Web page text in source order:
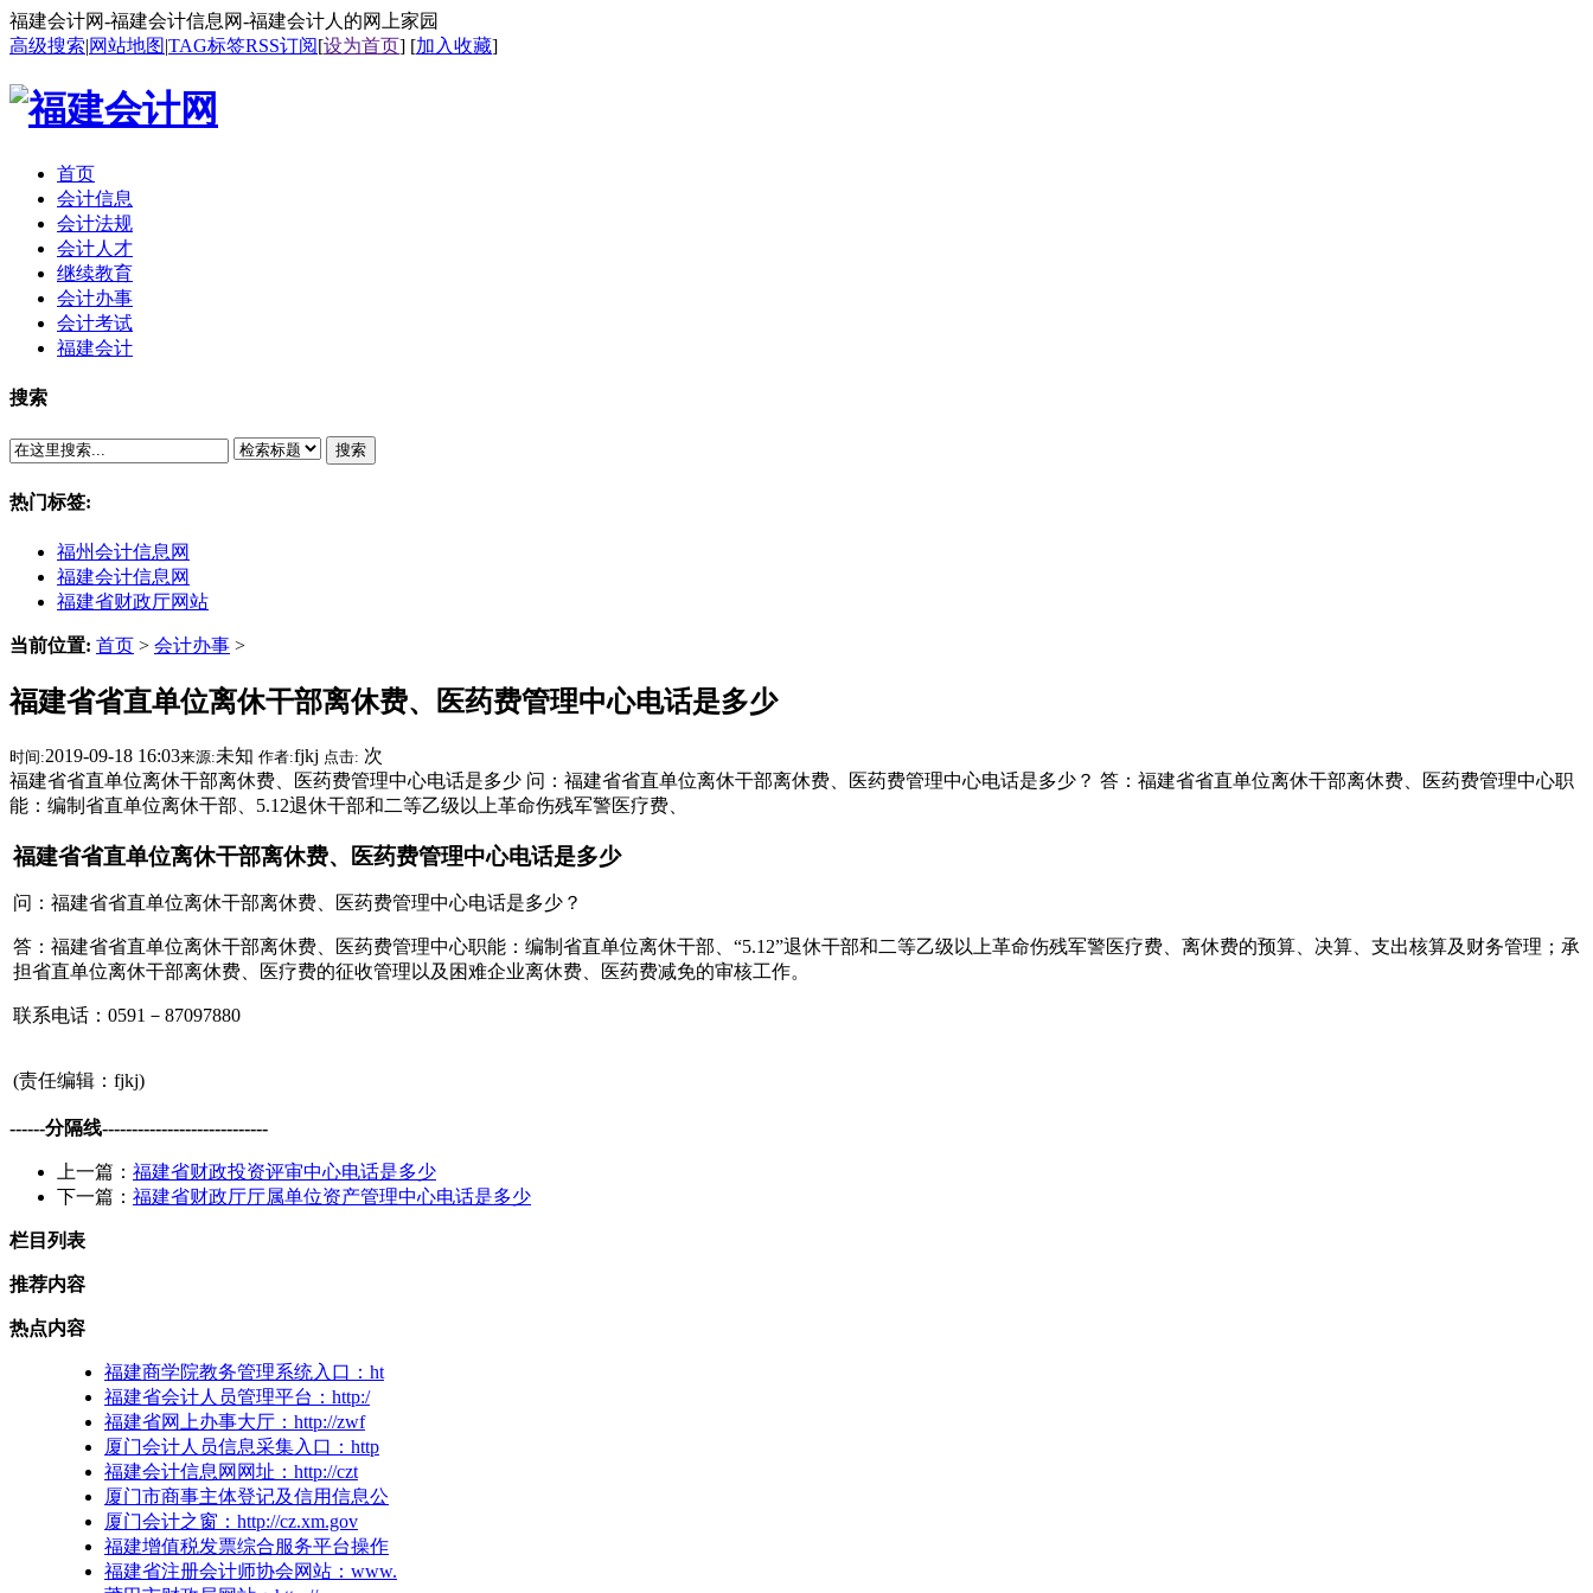
福建会计网-福建会计信息网-福建会计人的网上家园
高级搜索|网站地图|TAG标签RSS订阅[设为首页] [加入收藏]
首页
会计信息
会计法规
会计人才
继续教育
会计办事
会计考试
福建会计
搜索
搜索
热门标签:
福州会计信息网
福建会计信息网
福建省财政厅网站
当前位置: 首页 > 会计办事 >
福建省省直单位离休干部离休费、医药费管理中心电话是多少
时间:2019-09-18 16:03来源:未知 作者:fjkj 点击: 次
福建省省直单位离休干部离休费、医药费管理中心电话是多少 问：福建省省直单位离休干部离休费、医药费管理中心电话是多少？ 答：福建省省直单位离休干部离休费、医药费管理中心职
能：编制省直单位离休干部、5.12退休干部和二等乙级以上革命伤残军警医疗费、
福建省省直单位离休干部离休费、医药费管理中心电话是多少
问：福建省省直单位离休干部离休费、医药费管理中心电话是多少？
答：福建省省直单位离休干部离休费、医药费管理中心职能：编制省直单位离休干部、“5.12”退休干部和二等乙级以上革命伤残军警医疗费、离休费的预算、决算、支出核算及财务管理；承
担省直单位离休干部离休费、医疗费的征收管理以及困难企业离休费、医药费减免的审核工作。
联系电话：0591－87097880
(责任编辑：fjkj)
------分隔线----------------------------
上一篇： 福建省财政投资评审中心电话是多少
下一篇： 福建省财政厅厅属单位资产管理中心电话是多少
栏目列表
推荐内容
热点内容
福建商学院教务管理系统入口：ht
福建省会计人员管理平台：http:/
福建省网上办事大厅：http://zwf
厦门会计人员信息采集入口：http
福建会计信息网网址：http://czt
厦门市商事主体登记及信用信息公
厦门会计之窗：http://cz.xm.gov
福建增值税发票综合服务平台操作
福建省注册会计师协会网站：www.